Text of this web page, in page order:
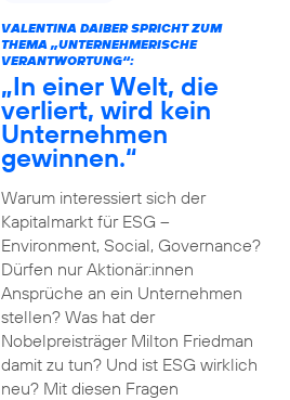
VALENTINA DAIBER SPRICHT ZUM
THEMA „UNTERNEHMERISCHE
VERANTWORTUNG“:
„In einer Welt, die
verliert, wird kein
Unternehmen
gewinnen.“
Warum interessiert sich der
Kapitalmarkt für ESG –
Environment, Social, Governance?
Dürfen nur Aktionär:innen
Ansprüche an ein Unternehmen
stellen? Was hat der
Nobelpreisträger Milton Friedman
damit zu tun? Und ist ESG wirklich
neu? Mit diesen Fragen